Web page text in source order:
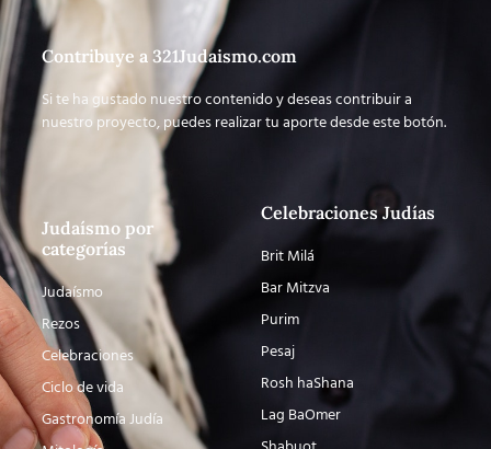
Contribuye a 321Judaismo.com
Si te ha gustado nuestro contenido y deseas contribuir a
nuestro proyecto, puedes realizar tu aporte desde este botón.
Judaísmo por
categorías
Judaísmo
Rezos
Celebraciones
Ciclo de vida
Gastronomía Judía
Celebraciones Judías
Brit Milá
Bar Mitzva
Purim
Pesaj
Rosh haShana
Lag BaOmer